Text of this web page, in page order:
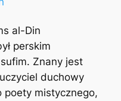
al-Din
perskim
Znany jest
duchowy
poety mistycznego,